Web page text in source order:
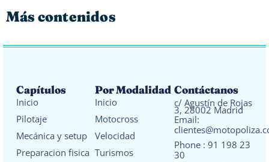
Más contenidos
Capítulos
Inicio
Pilotaje
Mecánica y setup
Preparacion fisica
Por Modalidad
Inicio
Motocross
Velocidad
Turismos
Contáctanos
c/ Agustín de Rojas
3, 28002 Madrid
Email:
Phone : 91 198 23
30